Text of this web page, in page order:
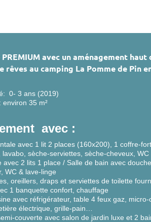
avec un aménagement haut
rêves au camping La Pomme de Pin
0- 3 ans (2019)
environ 35 m²
avec :
avec 1 lit 2 places (160x200), 1 coffre-
lavabo, sèche-serviettes, sèche-cheveux, WC
avec 2 lits 1 place / Salle de bain avec
WC & lave-linge
oreillers, draps et serviettes de toilette
1 banquette confort, chauffage
avec réfrigérateur, table 4 feux gaz,
électrique, grille-pain…
couverte avec salon de jardin luxe et 2